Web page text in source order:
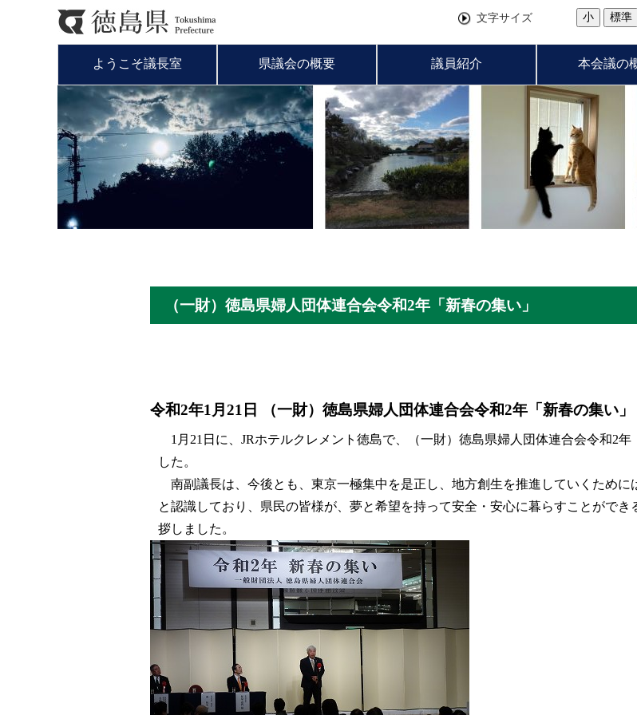
文字サイズ 小 標準
ようこそ議長室 県議会の概要 議員紹介 本会議の
（一財）徳島県婦人団体連合会令和2年「新春の集い」
令和2年1月21日 （一財）徳島県婦人団体連合会令和2年「新春の集い」
1月21日に、JRホテルクレメント徳島で、（一財）徳島県婦人団体連合会令和2
した。
南副議長は、今後とも、東京一極集中を是正し、地方創生を推進していくために
と認識しており、県民の皆様が、夢と希望を持って安全・安心に暮らすことがで
拶しました。